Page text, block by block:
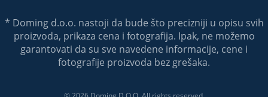
* Doming d.o.o. nastoji da bude što precizniji u opisu svih
proizvoda, prikaza cena i fotografija. Ipak, ne možemo
garantovati da su sve navedene informacije, cene i
fotografije proizvoda bez grešaka.